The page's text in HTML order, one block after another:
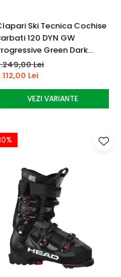
Ski Tecnica Cochise
120 DYN GW
Green Dark
26
Lei
Lei
VEZI VARIANTE